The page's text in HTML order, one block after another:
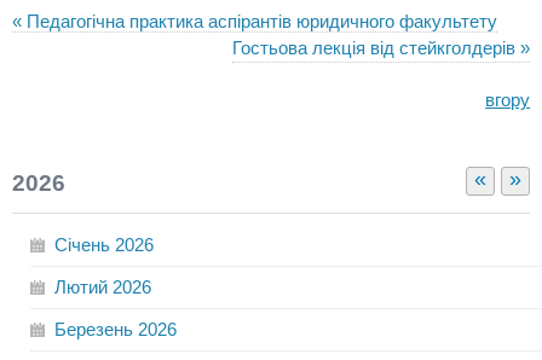
« Педагогічна практика аспірантів юридичного факультету
Гостьова лекція від стейкголдерів »
вгору
« »
2026
Січень 2026
Лютий 2026
Березень 2026